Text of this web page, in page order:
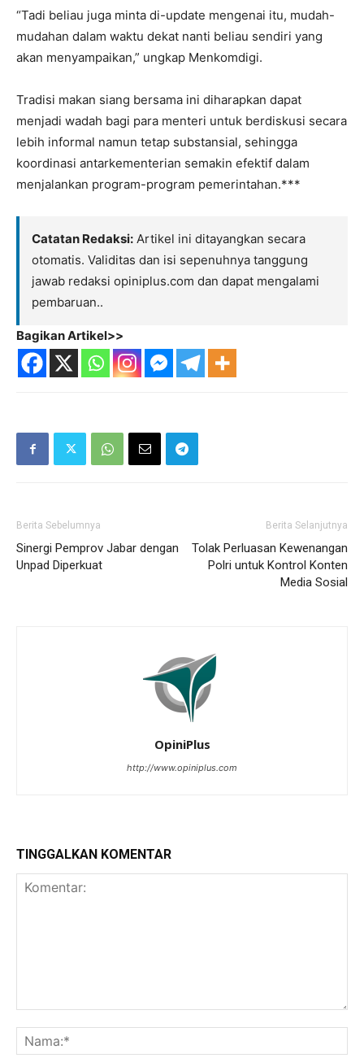
“Tadi beliau juga minta di-update mengenai itu, mudah-
mudahan dalam waktu dekat nanti beliau sendiri yang
akan menyampaikan,” ungkap Menkomdigi.
Tradisi makan siang bersama ini diharapkan dapat
menjadi wadah bagi para menteri untuk berdiskusi secara
lebih informal namun tetap substansial, sehingga
koordinasi antarkementerian semakin efektif dalam
menjalankan program-program pemerintahan.***
Catatan Redaksi: Artikel ini ditayangkan secara
otomatis. Validitas dan isi sepenuhnya tanggung
jawab redaksi opiniplus.com dan dapat mengalami
pembaruan..
Bagikan Artikel>>
Berita Sebelumnya
Sinergi Pemprov Jabar dengan
Unpad Diperkuat
Berita Selanjutnya
Tolak Perluasan Kewenangan
Polri untuk Kontrol Konten
Media Sosial
OpiniPlus
http://www.opiniplus.com
TINGGALKAN KOMENTAR